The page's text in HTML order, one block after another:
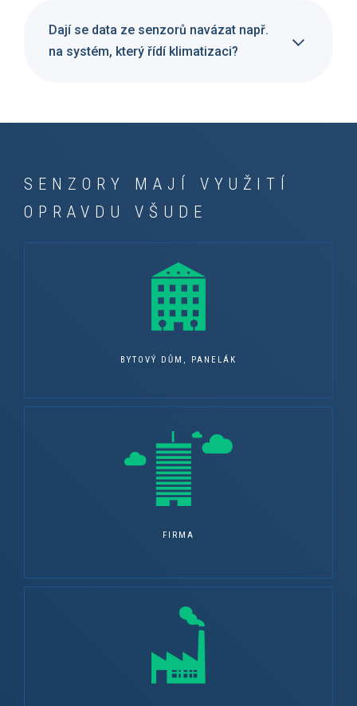
Dají se data ze senzorů navázat např.
na systém, který řídí klimatizaci?
SENZORY MAJÍ VYUŽITÍ
OPRAVDU VŠUDE
BYTOVÝ DŮM, PANELÁK
FIRMA